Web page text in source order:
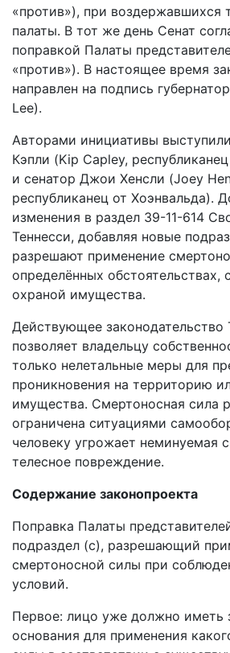
«против»), при воздержавшихся
палаты. В тот же день Сенат
поправкой Палаты
«против»). В настоящее время
направлен на подпись
Lee).
Авторами инициативы
Кэпли (Kip Capley,
и сенатор Джои Хенсли (Joey
республиканец от Хоэнвальда).
изменения в раздел 39-11-614
Теннесси, добавляя новые
разрешают применение
определённых обстоятельствах,
охраной имущества.
Действующее законодательство
позволяет владельцу
только нелетальные меры для
проникновения на территорию
имущества. Смертоносная сила
ограничена ситуациями
человеку угрожает неминуемая
телесное повреждение.
Содержание законопроекта
Поправка Палаты
подраздел (c), разрешающий
смертоносной силы при
условий.
Первое: лицо уже должно иметь
основания для применения